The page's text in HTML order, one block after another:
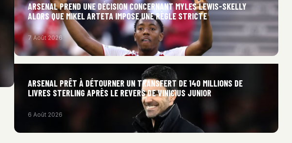
ARSENAL PREND UNE DÉCISION CONCERNANT MYLES LEWIS-SKELLY
ALORS QUE MIKEL ARTETA IMPOSE UNE RÈGLE STRICTE
7 Août 2026
ARSENAL PRÊT À DÉTOURNER UN TRANSFERT DE 140 MILLIONS DE
LIVRES STERLING APRÈS LE REVERS DE VINICIUS JUNIOR
6 Août 2026